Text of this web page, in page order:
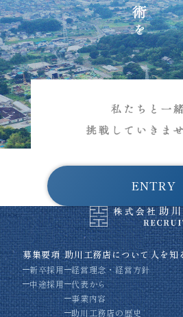
ENTRY
募集要項
新卒採用
中途採用
助川工務店について
経営理念・経営方針
代表から
事業内容
助川工務店の歴史
人を知